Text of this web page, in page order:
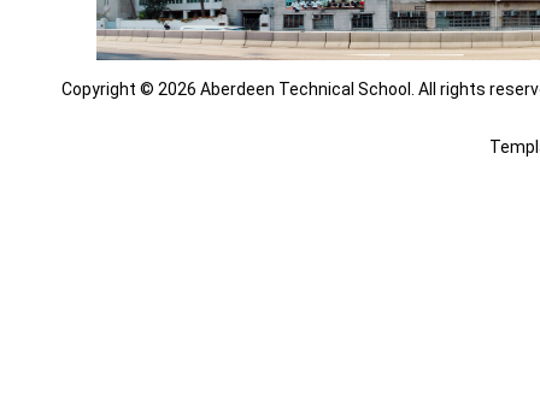
Copyright © 2026 Aberdeen Technical School. All rights